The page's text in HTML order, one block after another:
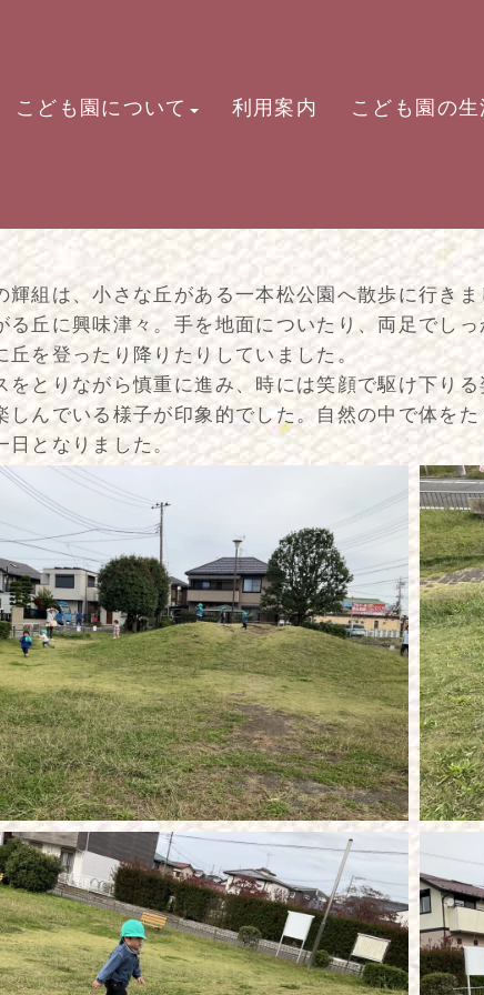
こども園について 利用案内 こども園の生
輝組は、小さな丘がある一本松公園へ散歩に行き
る丘に興味津々。手を地面についたり、両足でし
丘を登ったり降りたりしていました。
をとりながら慎重に進み、時には笑顔で駆け下り
しんでいる様子が印象的でした。自然の中で体を
日となりました。